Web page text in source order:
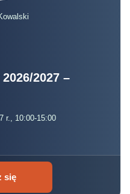
2027 –
r., 10:00-15:00
się